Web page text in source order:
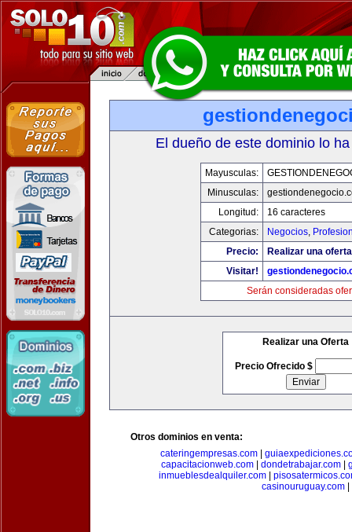
El dueño de este dominio lo
Mayusculas:
Minusculas:
Longitud:
16 caracteres
Categorias:
Negocios,
Precio:
Realizar una
Visitar!
Serán consideradas
Realizar una Oferta
Precio Ofrecido $
Otros dominios en venta:
cateringempresas.com|
capacitacionweb.com
dondetrabajar.com
inmueblesdealquiler.com|
casinouruguay.com